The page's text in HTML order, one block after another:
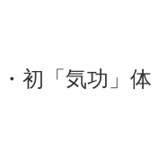
初「気功」体